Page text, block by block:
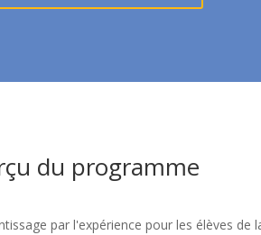
du programme
par l'expérience pour les élèves de